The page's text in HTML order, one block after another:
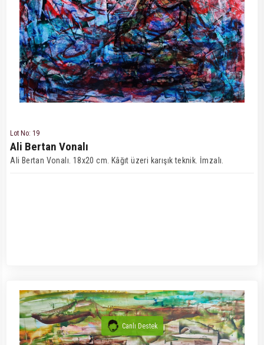
Lot No: 19
Ali Bertan Vonalı
Ali Bertan Vonalı. 18x20 cm. Kâğıt üzeri karışık teknik. İmzalı.
Canlı Destek